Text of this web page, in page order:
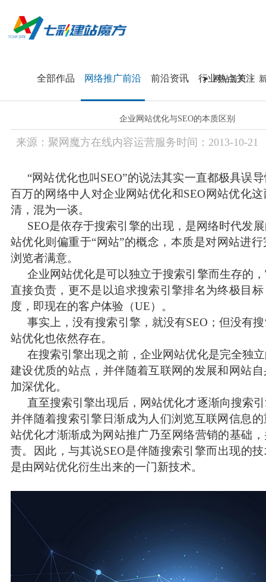
息
我们更专注
”
在线咨询：180 98979252/ 每天送
品牌型企业官网营销展示型网站
传统市场竞争激烈，互联网上仍潜藏着勃勃商机！
要开拓广阔的互联网空间，您需要的是一个 “智慧团队
让我们一起来创造更大的奇迹！
在线咨询：180 98979252
品牌型企业官网
营销展示型网站
新闻资讯
站群优化
联系方式
网站首页
全部作品 网络推广前沿 前沿资讯 行业热点关注
企业网站优化与SEO的本质区别
来源： 聚网魔方在线内容运营服务时间： 2013-10-21
“网站优化也叫SEO”的说法其实一直都极具误
百万的网络中人对企业网站优化和SEO网站优化
清，混为一谈。
SEO是依存于搜索引擎的出现，是网络时代发
站优化则偏重于“网站”的概念，本质是对网站进
浏览者满意。
企业网站优化是可以独立于搜索引擎而生存的
直接负责，更不是以追求搜索引擎排名为终极目
度，即现在的客户体验（UE）。
事实上，没有搜索引擎，就没有SEO；但没有
站优化也依然存在。
在搜索引擎出现之前，企业网站优化是完全独
建设优质的站点，并伴随着互联网的发展和网站
加深优化。
直至搜索引擎出现后，网站优化才逐渐向搜索
并伴随着搜索引擎日渐成为人们浏览互联网信息
站优化才渐渐成为网站推广乃至网络营销的基础
责。因此，与其说SEO是伴随搜索引擎而出现的
是由网站优化衍生出来的一门新技术。